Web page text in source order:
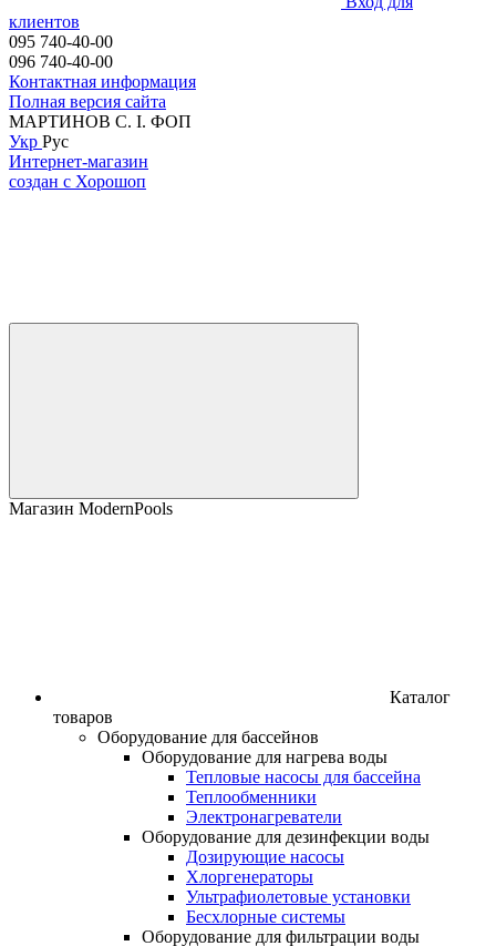
клиентов
095 740-40-00
096 740-40-00
Контактная информация
Полная версия сайта
МАРТИНОВ С. I. ФОП
Укр Рус
Интернет-магазин
создан с Хорошоп
Магазин ModernPools
Каталог
товаров
Оборудование для бассейнов
Оборудование для нагрева воды
Тепловые насосы для бассейна
Теплообменники
Электронагреватели
Оборудование для дезинфекции воды
Дозирующие насосы
Хлоргенераторы
Ультрафиолетовые установки
Бесхлорные системы
Оборудование для фильтрации воды